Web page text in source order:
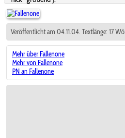
Veröffentlicht am 04.11.04. Textlänge: 17
Mehr über Fallenone
Mehr von Fallenone
PN an Fallenone